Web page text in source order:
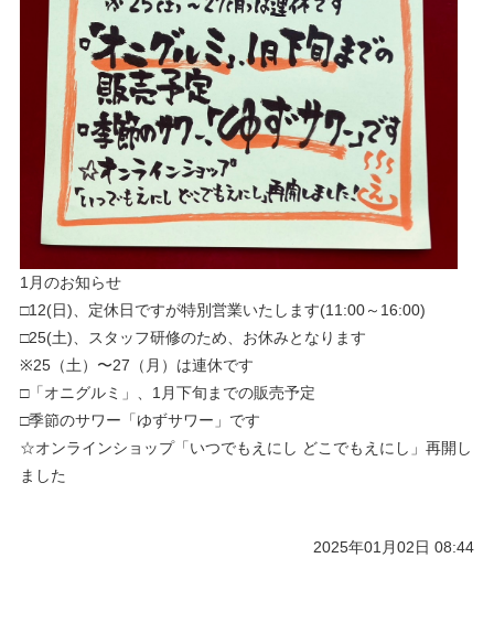
1月のお知らせ
□12(日)、定休日ですが特別営業いたします(11:00～16:00)
□25(土)、スタッフ研修のため、お休みとなります
※25（土）〜27（月）は連休です
□「オニグルミ」、1月下旬までの販売予定
□季節のサワー「ゆずサワー」です
☆オンラインショップ「いつでもえにし どこでもえにし」再開し
ました
2025年01月02日 08:44